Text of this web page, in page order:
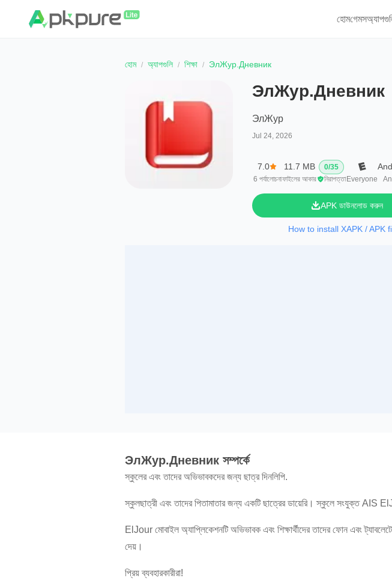
হোমগেমস
হোম অ্যাপগুলি শিক্ষা ЭлЖур.Дневник
ЭлЖур.Дневник
ЭлЖур
Jul 24, 2026
7.0
6 পর্যালোচনা
11.7 MB
ফাইলের আকার
0/35
নিরাপত্তা Everyone
APK ডাউনলোড করুন
How to install XAPK / APK
ЭлЖур.Дневник সম্পর্কে
স্কুলের এবং তাদের অভিভাবকদের জন্য ছাত্র দিনলিপি.
স্কুলছাত্রী এবং তাদের পিতামাতার জন্য একটি ছাত্রের ডায়েরি। স্কুলে সংযুক্ত AIS
ElJour মোবাইল অ্যাপ্লিকেশনটি অভিভাবক এবং শিক্ষার্থীদের তাদের ফোন এবং
দেয়।
প্রিয় ব্যবহারকারীরা!